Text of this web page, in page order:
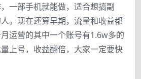
一部手机就能做，适合想搞副
。现在还算早期，流量和收益都
运营的其中一个账号有1.6w多的
上号，收益翻倍，大家一定要快